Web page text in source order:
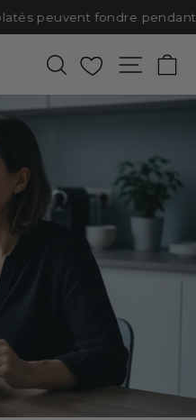
peuvent fondre pendant
Rechercher
Favoris